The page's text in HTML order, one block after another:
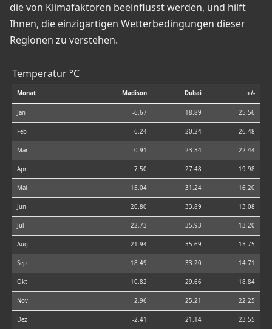
die von Klimafaktoren beeinflusst werden, und hilft
Ihnen, die einzigartigen Wetterbedingungen dieser
Regionen zu verstehen.
Temperatur °C
Monat Madison Dubai +/-
Jan -6.67 18.89 25.56
Feb -6.24 20.24 26.48
Mär 0.91 23.34 22.44
Apr 7.50 27.48 19.98
Mai 15.04 31.24 16.20
Jun 20.80 33.89 13.08
Jul 22.73 35.93 13.20
Aug 21.94 35.69 13.75
Sep 18.49 33.20 14.71
Okt 10.82 29.66 18.84
Nov 2.96 25.21 22.25
Dez -2.41 21.14 23.55